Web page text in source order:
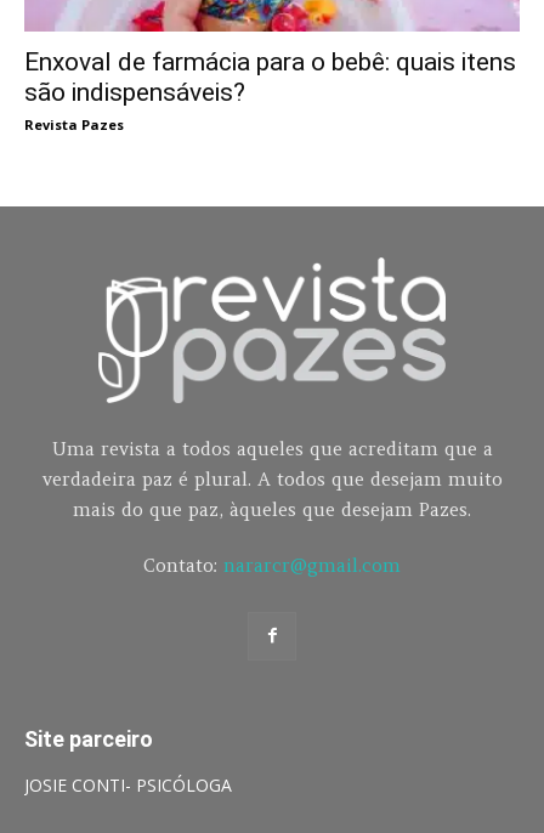
Enxoval de farmácia para o bebê: quais itens
são indispensáveis?
Revista Pazes
Uma revista a todos aqueles que acreditam que a
verdadeira paz é plural. A todos que desejam muito
mais do que paz, àqueles que desejam Pazes.
Contato: nararcr@gmail.com
Site parceiro
JOSIE CONTI- PSICÓLOGA